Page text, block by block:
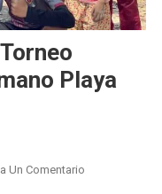
Playa
Un ComentarioEn